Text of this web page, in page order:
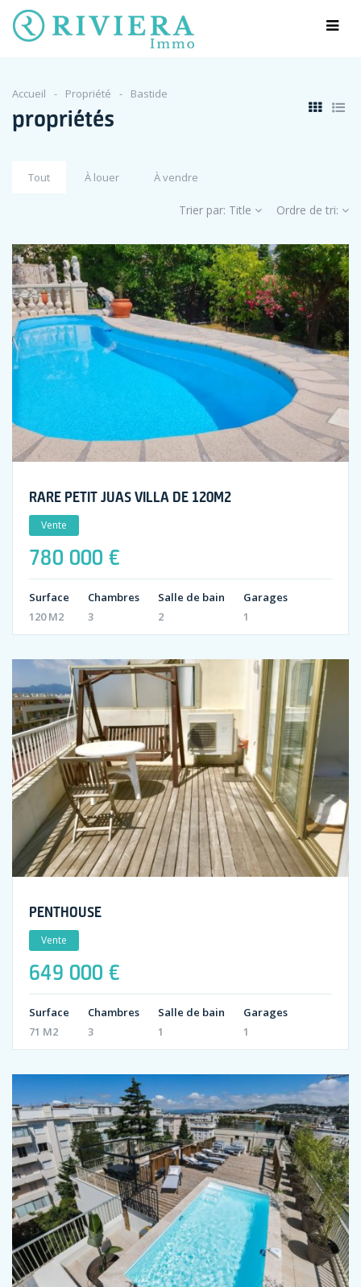
Accueil Propriété Bastide
propriétés
Tout À louer À vendre
Trier par: Title Ordre de tri:
RARE PETIT JUAS VILLA DE 120M2
Vente
780 000 €
Surface
120 M2
Chambres
3
Salle de bain
2
Garages
1
PENTHOUSE
Vente
649 000 €
Surface
71 M2
Chambres
3
Salle de bain
1
Garages
1